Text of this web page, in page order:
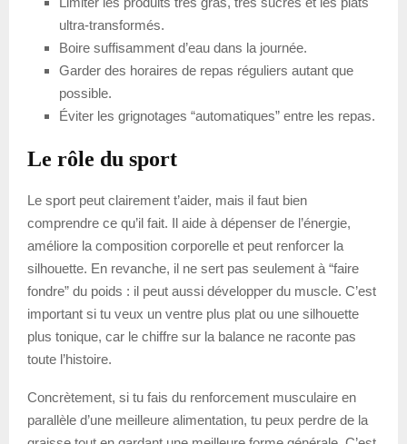
ultra-transformés.
Boire suffisamment d’eau dans la journée.
Garder des horaires de repas réguliers autant que
possible.
Éviter les grignotages “automatiques” entre les repas.
Le rôle du sport
Le sport peut clairement t’aider, mais il faut bien
comprendre ce qu’il fait. Il aide à dépenser de l’énergie,
améliore la composition corporelle et peut renforcer la
silhouette. En revanche, il ne sert pas seulement à “faire
fondre” du poids : il peut aussi développer du muscle. C’est
important si tu veux un ventre plus plat ou une silhouette
plus tonique, car le chiffre sur la balance ne raconte pas
toute l’histoire.
Concrètement, si tu fais du renforcement musculaire en
parallèle d’une meilleure alimentation, tu peux perdre de la